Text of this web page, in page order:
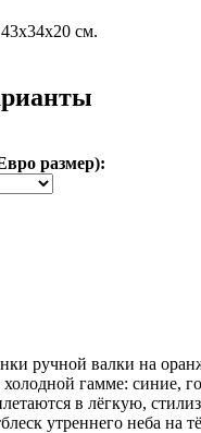
см.
размер):
ручной валки на
гамме: синие,
в лёгкую,
утреннего неба на